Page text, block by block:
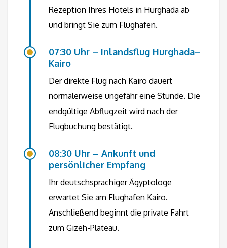
Rezeption Ihres Hotels in Hurghada ab
und bringt Sie zum Flughafen.
07:30 Uhr – Inlandsflug Hurghada–
Kairo
Der direkte Flug nach Kairo dauert
normalerweise ungefähr eine Stunde. Die
endgültige Abflugzeit wird nach der
Flugbuchung bestätigt.
08:30 Uhr – Ankunft und
persönlicher Empfang
Ihr deutschsprachiger Ägyptologe
erwartet Sie am Flughafen Kairo.
Anschließend beginnt die private Fahrt
zum Gizeh-Plateau.